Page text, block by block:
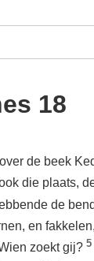
18
de beek
die plaats,
de
en
zoekt gij? 5